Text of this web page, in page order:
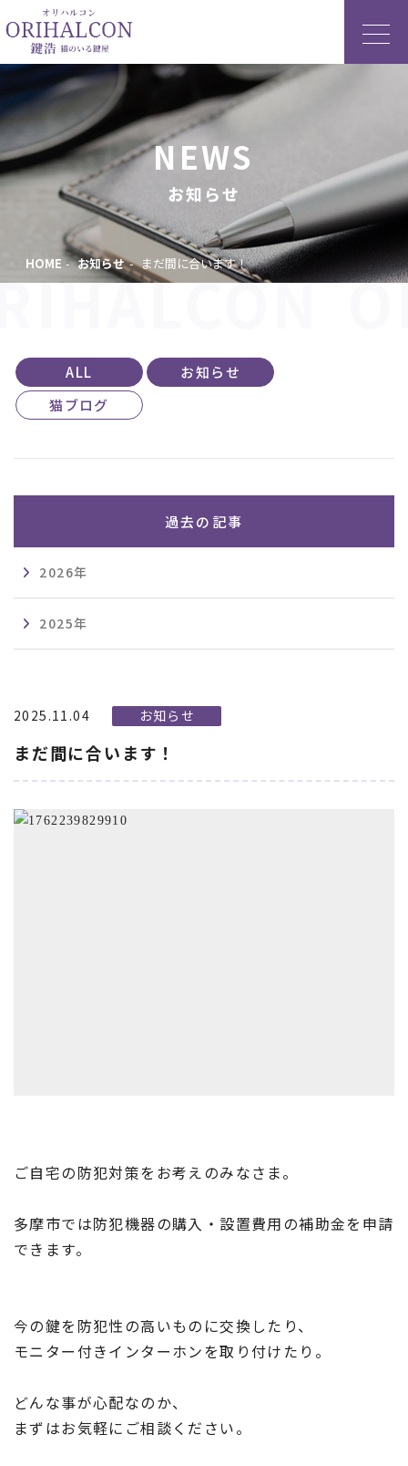
NEWS
お知らせ
HOME お知らせ まだ間に合います！
ALL
お知らせ
猫ブログ
過去の記事
2026年
2025年
2025.11.04 お知らせ
まだ間に合います！
ご自宅の防犯対策をお考えのみなさま。
多摩市では防犯機器の購入・設置費用の補助金を申請
できます。
今の鍵を防犯性の高いものに交換したり、
モニター付きインターホンを取り付けたり。
どんな事が心配なのか、
まずはお気軽にご相談ください。